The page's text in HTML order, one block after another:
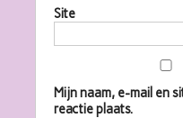
Site
Mijn naam, e-mail en
reactie plaats.